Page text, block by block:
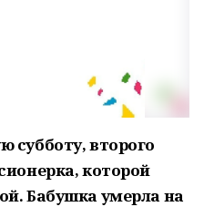
второго
которой
Бабушка умерла на